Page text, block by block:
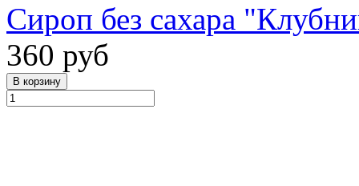
Сироп без сахара
360 руб